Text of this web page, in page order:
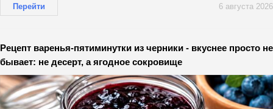
Перейти 6 августа 2026
Рецепт варенья-пятиминутки из черники - вкуснее просто не
бывает: не десерт, а ягодное сокровище